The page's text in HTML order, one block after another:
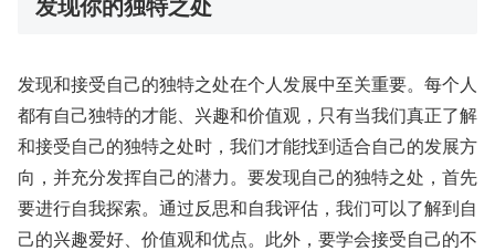
发现你的独特之处
发现和接受自己的独特之处在个人发展中至关重要。每个人
都有自己独特的才能、兴趣和价值观，只有当我们真正了解
和接受自己的独特之处时，我们才能找到适合自己的发展方
向，并充分发挥自己的潜力。要发现自己的独特之处，首先
要进行自我探索。通过反思和自我评估，我们可以了解到自
己的兴趣爱好、价值观和优点。此外，要学会接受自己的不